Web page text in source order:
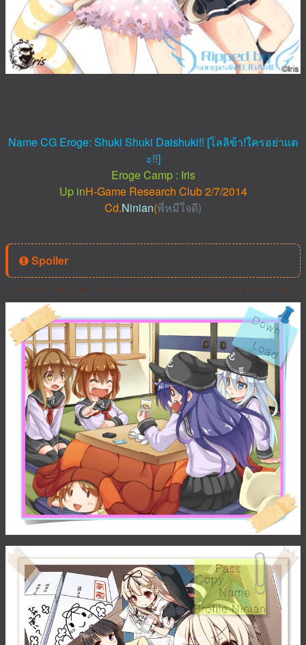
Name CG Eroge: Shuki Shuki Daishuki!! [โลลิข้า!ใครอย่าแต
ะ!!]
Eroge Camp : Iris
Up inH-Game Research Club 2/7/2014
Cd.Ninian(พี่หมีใจดี)
Spoiler